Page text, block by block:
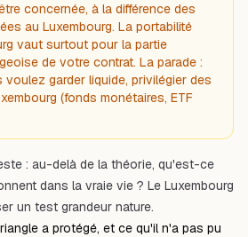
concernée, à la différence des
au Luxembourg. La portabilité
vaut surtout pour la partie
de votre contrat. La parade :
garder liquide, privilégier des
(fonds monétaires, ETF
: au-delà de la théorie, qu'est-ce
dans la vraie vie ? Le Luxembourg
un test grandeur nature.
a protégé, et ce qu'il n'a pas pu